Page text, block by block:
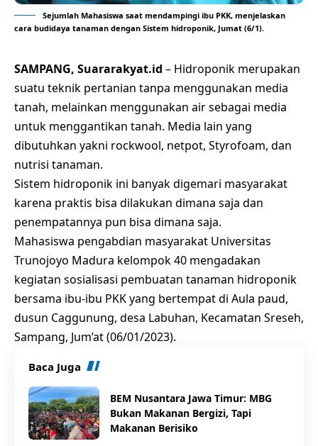
Sejumlah Mahasiswa saat mendampingi ibu PKK, menjelaskan
cara budidaya tanaman dengan Sistem hidroponik, Jumat (6/1).
SAMPANG, Suararakyat.id – Hidroponik merupakan
suatu teknik pertanian tanpa menggunakan media
tanah, melainkan menggunakan air sebagai media
untuk menggantikan tanah. Media lain yang
dibutuhkan yakni rockwool, netpot, Styrofoam, dan
nutrisi tanaman.
Sistem hidroponik ini banyak digemari masyarakat
karena praktis bisa dilakukan dimana saja dan
penempatannya pun bisa dimana saja.
Mahasiswa pengabdian masyarakat Universitas
Trunojoyo Madura kelompok 40 mengadakan
kegiatan sosialisasi pembuatan tanaman hidroponik
bersama ibu-ibu PKK yang bertempat di Aula paud,
dusun Caggunung, desa Labuhan, Kecamatan Sreseh,
Sampang, Jum’at (06/01/2023).
Baca Juga
BEM Nusantara Jawa Timur: MBG
Bukan Makanan Bergizi, Tapi
Makanan Berisiko